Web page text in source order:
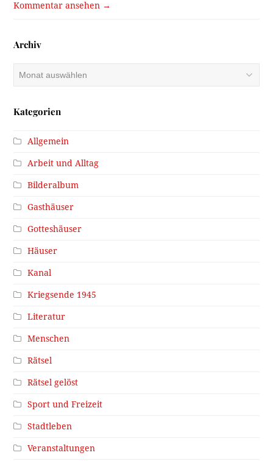
Kommentar ansehen →
Archiv
Archiv
Kategorien
Allgemein
Arbeit und Alltag
Bilderalbum
Gasthäuser
Gotteshäuser
Häuser
Kanal
Kriegsende 1945
Literatur
Menschen
Rätsel
Rätsel gelöst
Sport und Freizeit
Stadtleben
Veranstaltungen